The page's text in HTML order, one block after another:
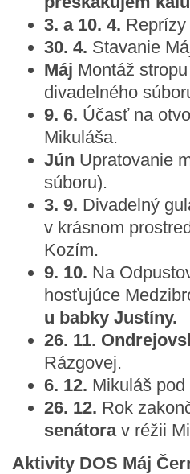
3. a 10. 4.
30. 4. Stavanie
Máj Montáž
divadelného
9. 6. Účasť na
Mikuláša.
Jún Upratovanie
súboru).
3. 9. Divadelný
v krásnom
Kozím.
9. 10. Na
hosťujúce
u babky Justíny.
26. 11.
Rázgovej.
6. 12. Mikuláš
26. 12. Rok
senátorav réžii
Aktivity DOS Máj